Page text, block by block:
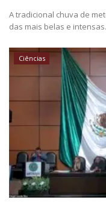
A tradicional chuva de
das mais belas e
Ciências